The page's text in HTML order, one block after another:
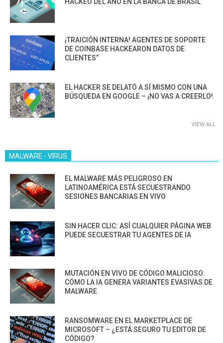
¡TRAICIÓN INTERNA! AGENTES DE SOPORTE
DE COINBASE HACKEARON DATOS DE
CLIENTES”
EL HACKER SE DELATÓ A SÍ MISMO CON UNA
BÚSQUEDA EN GOOGLE – ¡NO VAS A CREERLO!
VIEW ALL
MALWARE - VIRUS
EL MALWARE MÁS PELIGROSO EN
LATINOAMÉRICA ESTÁ SECUESTRANDO
SESIONES BANCARIAS EN VIVO
SIN HACER CLIC: ASÍ CUALQUIER PÁGINA WEB
PUEDE SECUESTRAR TU AGENTES DE IA
MUTACIÓN EN VIVO DE CÓDIGO MALICIOSO:
CÓMO LA IA GENERA VARIANTES EVASIVAS DE
MALWARE
RANSOMWARE EN EL MARKETPLACE DE
MICROSOFT – ¿ESTÁ SEGURO TU EDITOR DE
CÓDIGO?